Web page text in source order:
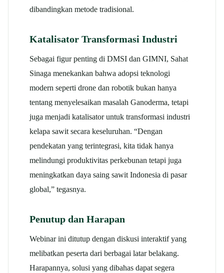
dibandingkan metode tradisional.
Katalisator Transformasi Industri
Sebagai figur penting di DMSI dan GIMNI, Sahat
Sinaga menekankan bahwa adopsi teknologi
modern seperti drone dan robotik bukan hanya
tentang menyelesaikan masalah Ganoderma, tetapi
juga menjadi katalisator untuk transformasi industri
kelapa sawit secara keseluruhan. “Dengan
pendekatan yang terintegrasi, kita tidak hanya
melindungi produktivitas perkebunan tetapi juga
meningkatkan daya saing sawit Indonesia di pasar
global,” tegasnya.
Penutup dan Harapan
Webinar ini ditutup dengan diskusi interaktif yang
melibatkan peserta dari berbagai latar belakang.
Harapannya, solusi yang dibahas dapat segera